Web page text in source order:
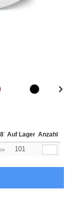
288 + Mehr
Auf Lager Anzahl
CHF 3.64
101